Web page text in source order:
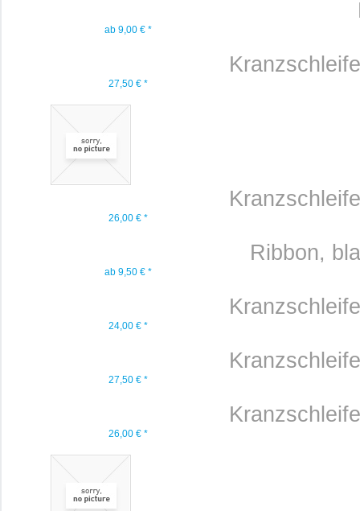
ab 9,00 € *
27,50 € *
26,00 € *
Ribbon,
ab 9,50 € *
24,00 € *
27,50 € *
26,00 € *